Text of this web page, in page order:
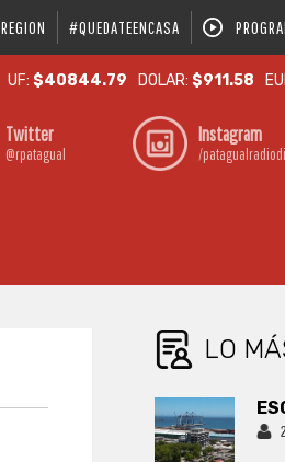
REGION #QUEDATEENCASA
UF:$40844.79 DOLAR:$911.58
Twitter
@rpatagual
Instagram
/
LO